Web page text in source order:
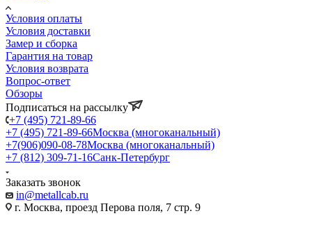
Условия оплаты
Условия доставки
Замер и сборка
Гарантия на товар
Условия возврата
Вопрос-ответ
Обзоры
Подписаться на рассылку
+7 (495) 721-89-66
+7 (495) 721-89-66Москва (многоканальный)
+7(906)090-08-78Москва (многоканальный)
+7 (812) 309-71-16Санк-Петербург
Заказать звонок
in@metallcab.ru
г. Москва, проезд Перова поля, 7 стр. 9